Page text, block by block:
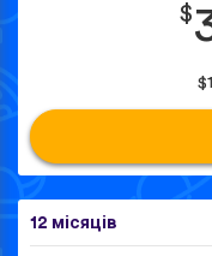
$
12 місяців